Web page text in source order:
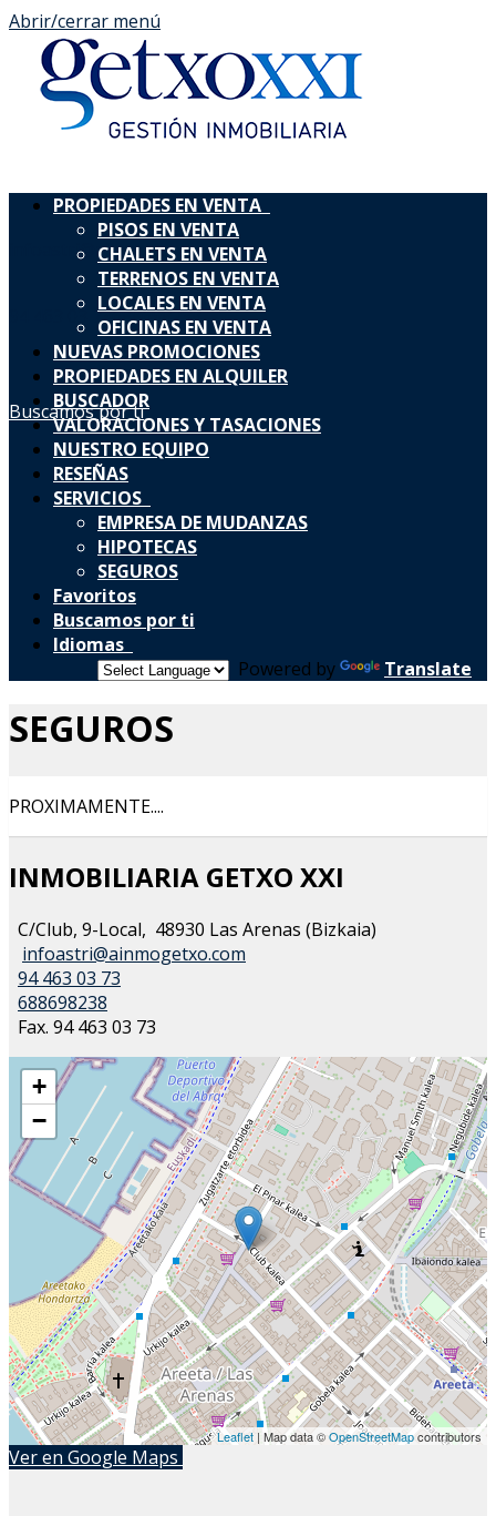
Abrir/cerrar menú
infoastri@ainmogetxo.com
94 463 03 73688698238
Buscamos por ti
PROPIEDADES EN VENTA
PISOS EN VENTA
CHALETS EN VENTA
TERRENOS EN VENTA
LOCALES EN VENTA
OFICINAS EN VENTA
NUEVAS PROMOCIONES
PROPIEDADES EN ALQUILER
BUSCADOR
VALORACIONES Y TASACIONES
NUESTRO EQUIPO
RESEÑAS
SERVICIOS
EMPRESA DE MUDANZAS
HIPOTECAS
SEGUROS
Favoritos
Buscamos por ti
Idiomas
Powered by
Translate
SEGUROS
PROXIMAMENTE....
INMOBILIARIA GETXO XXI
C/Club, 9-Local, 48930 Las Arenas (Bizkaia)
infoastri@ainmogetxo.com
94 463 03 73
688698238
Fax. 94 463 03 73
+
−
Leaflet | Map data ©OpenStreetMapcontributors
Ver en Google Maps